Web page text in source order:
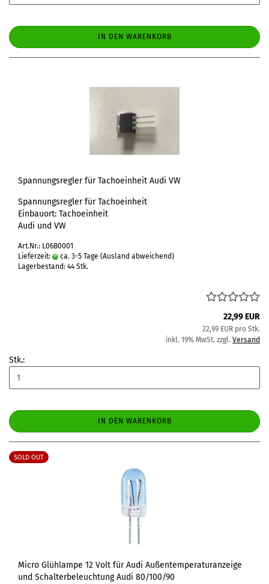
IN DEN WARENKORB
Spannungsregler für Tachoeinheit Audi VW
Spannungsregler für Tachoeinheit
Einbauort: Tachoeinheit
Audi und VW
Art.Nr.: L06B0001
Lieferzeit:
ca. 3-5 Tage (Ausland abweichend)
Lagerbestand: 44 Stk.
22,99 EUR
22,99 EUR pro Stk.
inkl. 19% MwSt. zzgl. Versand
Stk.:
IN DEN WARENKORB
SOLD OUT
Micro Glühlampe 12 Volt für Audi Außentemperaturanzeige
und Schalterbeleuchtung Audi 80/100/90